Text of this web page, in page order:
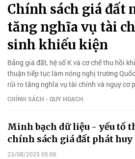
Chính sách giá đất
tăng nghĩa vụ tài
sinh khiếu kiện
Bảng giá đất, hệ số K và cơ chế thu hồi
thuận tiếp tục làm nóng nghị trường
rủi ro tăng nghĩa vụ tài chính và nguy cơ
CHÍNH SÁCH - QUY HOẠCH
Minh bạch dữ liệu - yếu tố
chính sách giá đất phát huy
23/08/2025 05:06